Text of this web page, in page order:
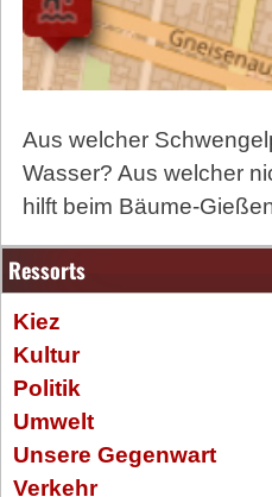
Aus welcher
Wasser? Aus welcher
hilft beim Bäume-
Ressorts
Kiez
Kultur
Politik
Umwelt
Unsere Gegenwart
Verkehr